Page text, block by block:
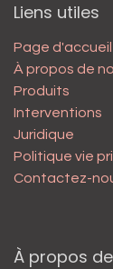
Liens utiles
Page d'accueil
À propos de
Produits
Interventions
Juridique
Politique vie
Contactez-
À propos